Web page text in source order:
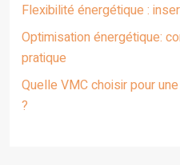
Flexibilité énergétique :
Optimisation énergétique:
pratique
Quelle VMC choisir pour
?